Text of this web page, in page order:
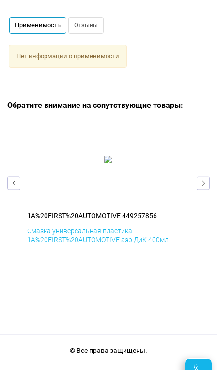
Применимость Отзывы
Нет информации о применимости
Обратите внимание на сопутствующие товары:
1A%20FIRST%20AUTOMOTIVE 449257856
Смазка универсальная пластика
1A%20FIRST%20AUTOMOTIVE аэр ДиК 400мл
© Все права защищены.